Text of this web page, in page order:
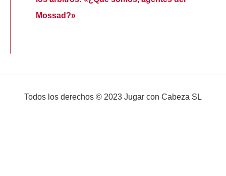
Mossad?»
Todos los derechos © 2023 Jugar con Cabeza SL